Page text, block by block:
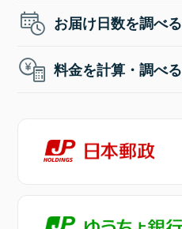
お届け日数を調べる
料金を計算・調べる